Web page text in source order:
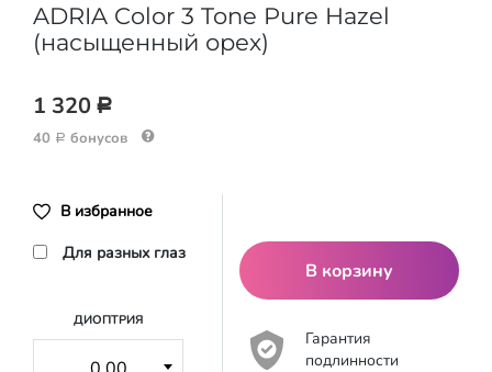
ADRIA Color 3 Tone Pure Hazel
(насыщенный орех)
1 320 Р
40 Р бонусов
В избранное
Для разных глаз
ДИОПТРИЯ
В корзину
Гарантия
подлинности